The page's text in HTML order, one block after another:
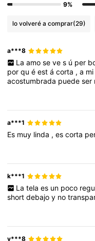
9%
lo volveré a comprar(29)
a***8
La amo se ve s ú per
porquéestácorta ,a mi
acostumbrada puedeser
a***1
Es muy linda ,escorta
k***1
La tela es un poco
shortdebajoy no
v***8